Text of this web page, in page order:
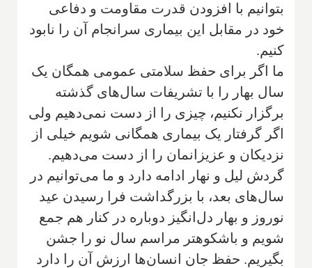
بتوانیم با افزودن قدرت مقاومت و دفاعی
خود در مقابل این بیماری سرانجام آن را نابود
کنیم.
ما اگر برای حفظ سلامتی عمومی همگان یک
سال بهار را با تشریفات سال‌های گذشته
برگزار نکنیم، چیزی را از دست نمی‌دهیم ولی
اگر گرفتار یک بیماری همگانی شویم خیلی از
نزدیکان و عزیزانمان را از دست می‌دهیم.
گردش لیل و نهار ادامه دارد و ما می‌توانیم در
سال‌های بعد، با بزرگداشت فرا‌ رسیدن عید
نوروز و بهار دل‌انگیز دوباره در کنار هم جمع
شویم و باشکوهتر مراسم سال نو را جشن
بگیریم. حفظ جان انسان‌ها ارزش آن را دارد